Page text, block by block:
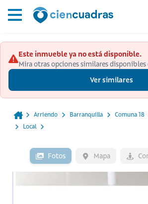
Este inmueble ya no está disponible.
Mira otras opciones similares disponibles
Ver similares
Arriendo Barranquilla Comuna 18
Local
Fotos Mapa